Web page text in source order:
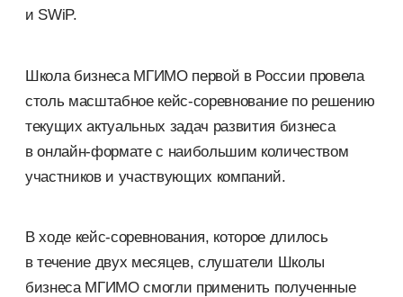
и SWiP.
Школа бизнеса МГИМО первой в России провела
столь масштабное кейс-соревнование по решению
текущих актуальных задач развития бизнеса
в онлайн-формате с наибольшим количеством
участников и участвующих компаний.
В ходе кейс-соревнования, которое длилось
в течение двух месяцев, слушатели Школы
бизнеса МГИМО смогли применить полученные